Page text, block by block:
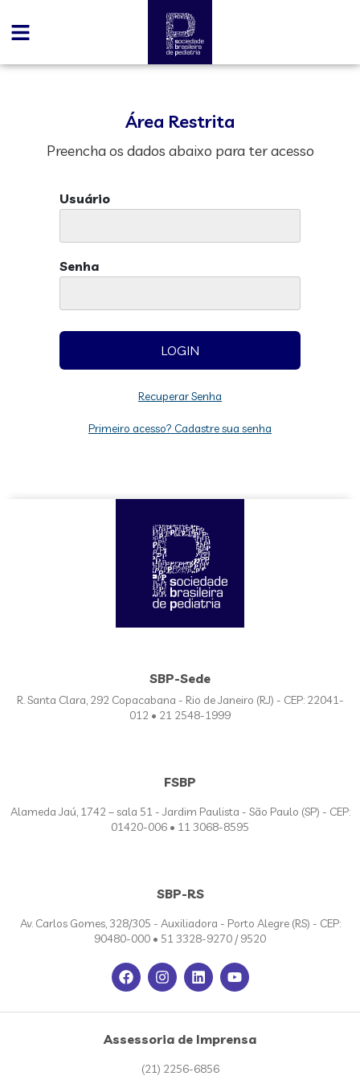
Área Restrita
Preencha os dados abaixo para ter acesso
Usuário
Senha
Recuperar Senha
Primeiro acesso? Cadastre sua senha
SBP-Sede
R. Santa Clara, 292 Copacabana - Rio de Janeiro (RJ) - CEP: 22041-
012 • 21 2548-1999
FSBP
Alameda Jaú, 1742 – sala 51 - Jardim Paulista - São Paulo (SP) - CEP:
01420-006 • 11 3068-8595
SBP-RS
Av. Carlos Gomes, 328/305 - Auxiliadora - Porto Alegre (RS) - CEP:
90480-000 • 51 3328-9270 / 9520
Assessoria de Imprensa
(21) 2256-6856